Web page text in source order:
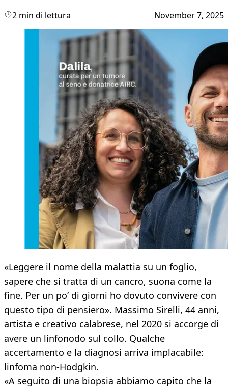
2 min di lettura November 7, 2025
«Leggere il nome della malattia su un foglio,
sapere che si tratta di un cancro, suona come la
fine. Per un po’ di giorni ho dovuto convivere con
questo tipo di pensiero». Massimo Sirelli, 44 anni,
artista e creativo calabrese, nel 2020 si accorge di
avere un linfonodo sul collo. Qualche
accertamento e la diagnosi arriva implacabile:
linfoma non-Hodgkin.
«A seguito di una biopsia abbiamo capito che la